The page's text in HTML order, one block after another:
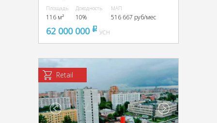
Площадь
116 м²
Доходность
10%
МАП
516 667 руб/мес
62 000 000 pуб
УСН
Retail